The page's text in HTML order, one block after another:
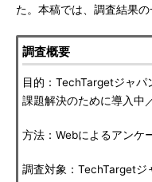
た。本稿では、調査結果の
調査概要
目的：TechTargetジャパ
課題解決のために導入中
方法：Webによるアンケ
調査対象：TechTargetジ